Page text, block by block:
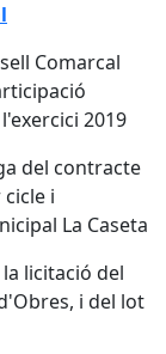
Comarcal
2019
del contracte
i
La Caseta
licitació del
i del lot